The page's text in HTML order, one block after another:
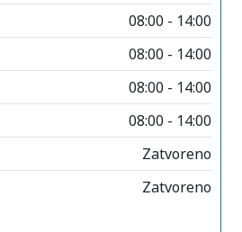
08:00 - 14:00
08:00 - 14:00
08:00 - 14:00
08:00 - 14:00
Zatvoreno
Zatvoreno